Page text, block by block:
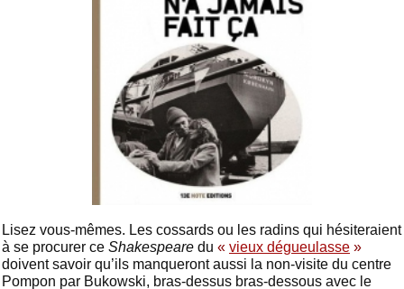
Lisez vous-mêmes. Les cossards ou les radins qui hésiteraient
à se procurer ce Shakespeare du « vieux dégueulasse »
doivent savoir qu’ils manqueront aussi la non-visite du centre
Pompon par Bukowski, bras-dessus bras-dessous avec le